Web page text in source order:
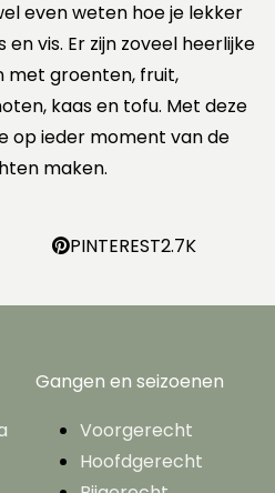
even weten hoe je lekker
vis. Er zijn zoveel heerlijke
groenten, fruit,
kaas en tofu. Met deze
op ieder moment van de
maken.
PINTEREST2.7K
Gangen en seizoenen
Voorgerecht
Hoofdgerecht